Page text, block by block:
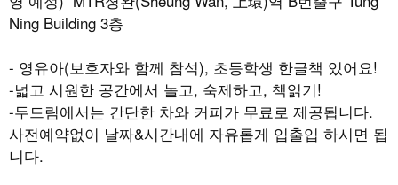
Ning Building 3층
- 영유아(보호자와 함께 참석), 초등학생 한글책 있어요!
-넓고 시원한 공간에서 놀고, 숙제하고, 책읽기!
-두드림에서는 간단한 차와 커피가 무료로 제공됩니다.
사전예약없이 날짜&시간내에 자유롭게 입출입 하시면 됩
니다.